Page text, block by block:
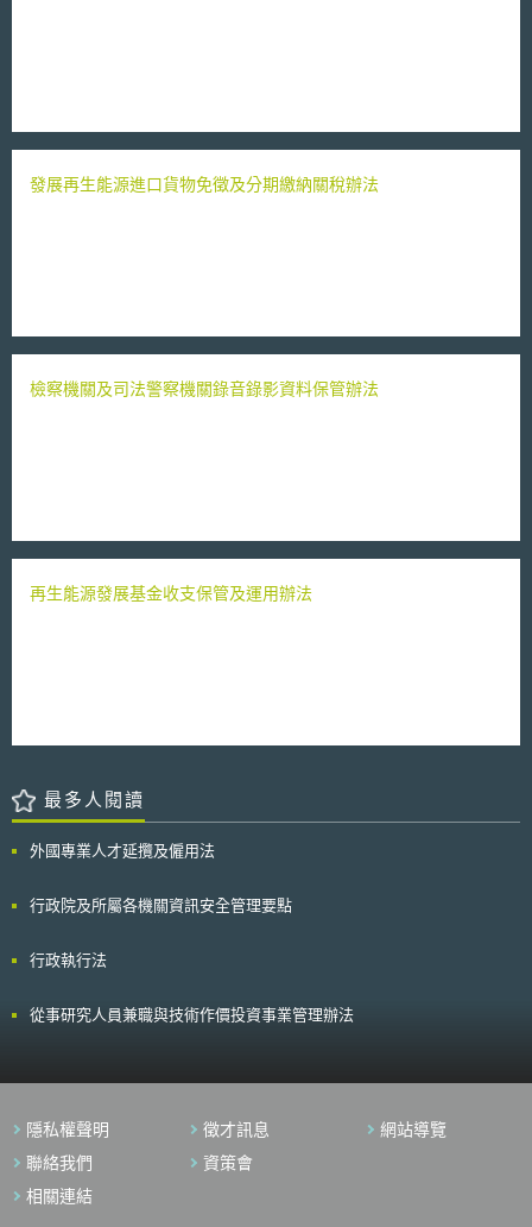
發展再生能源進口貨物免徵及分期繳納關稅辦法
檢察機關及司法警察機關錄音錄影資料保管辦法
再生能源發展基金收支保管及運用辦法
最多人閱讀
外國專業人才延攬及僱用法
行政院及所屬各機關資訊安全管理要點
行政執行法
從事研究人員兼職與技術作價投資事業管理辦法
隱私權聲明 徵才訊息
網站導覽
聯絡我們
資策會
相關連結